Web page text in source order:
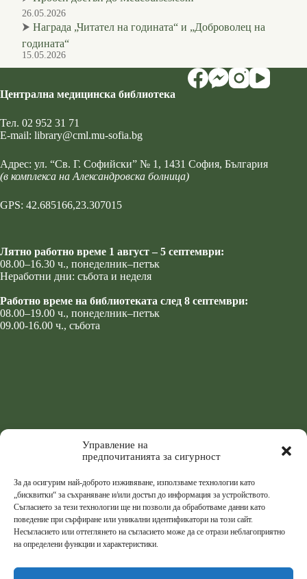
Управление на
предпочитанията за сигурност
За да осигурим най-доброто изживяване, използваме технологии като
„бисквитки“ за съхраняване и/или достъп до информация за устройството.
Съгласието за тези технологии ще ни позволи да обработваме данни като
поведение при сърфиране или уникални идентификатори на този сайт.
Несъгласието или оттеглянето на съгласието може да се отрази неблагоприятно
на определени функции и характеристики.
26.05.2026
⮞ Награда „Читател на годината“ и „Доброволец на
годината“
15.05.2026
Централна медицинска библиотека
Тел. 02 952 31 71
Е-mail: library@cml.mu-sofia.bg
Адрес: ул. “Св. Г. Софийски” № 1 , 1431 София, България
(в комплекса на Александровска болница)
GPS: 42.685166,23.307015
Лятно работно време 1 август – 5 септември:
08.00–16.30 ч., понеделник–петък
Неработни дни: събота и неделя
Работно време на библиотеката след 8 септември:
08.00–19.00 ч., понеделник–петък
09.00-16.00 ч., събота